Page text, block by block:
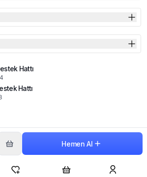
Hemen Al
Hattı
Hattı
& Seramik | Tüm Hakları Saklıdır
Çerez Politikası